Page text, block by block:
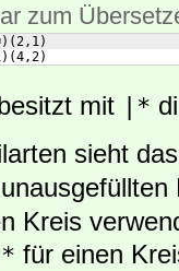
zum
) (2,1)
) (4,2)
mit |*
sieht
Kreis
* für einen